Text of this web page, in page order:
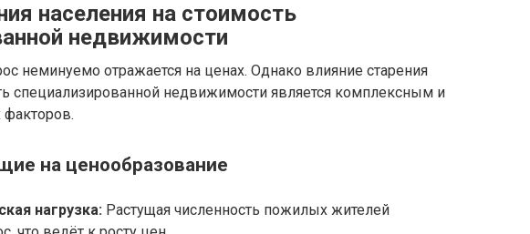
населения на стоимость
недвижимости
неминуемо отражается на ценах. Однако влияние старения
специализированной недвижимости является комплексным и
факторов.
на ценообразование
нагрузка: Растущая численность пожилых жителей